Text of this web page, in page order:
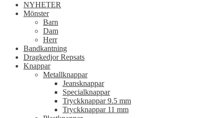
NYHETER
Mönster
Barn
Dam
Herr
Bandkantning
Dragkedjor Repsats
Knappar
Metallknappar
Jeansknappar
Specialknappar
Tryckknappar 9.5 mm
Tryckknappar 11 mm